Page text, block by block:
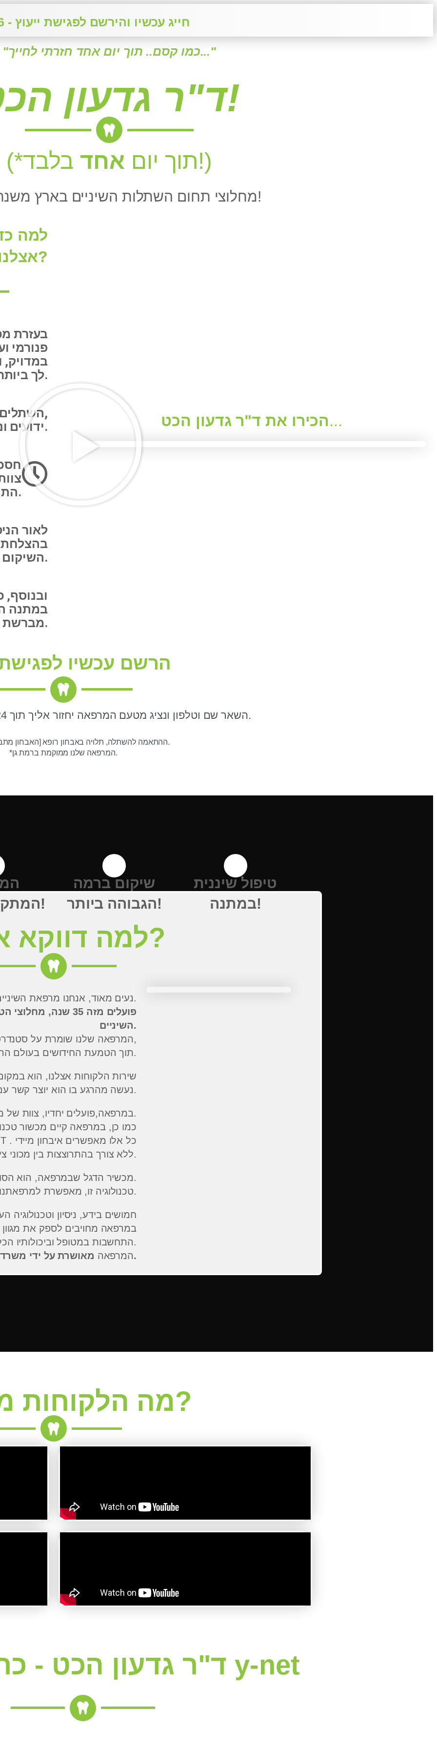
חייג עכשיו והירשם לפגישת ייעוץ - 0515718006
"כמו קסם.. תוך יום אחד חזרתי לחייך..."
ד"ר גדעון הכט!
(*תוך יום אחד בלבד!)
מחלוצי תחום השתלות השיניים בארץ!
למה
אצלנו השתלות שיניים ושיקום פה?
בעזרת
לך ביותר.
השתלים שלנו,
ידועים ונחשבים בין האיכותיים ביותר בעולם.
התהליך.
לאור
השיקום.
ובנוסף,
במתנה
מברשת שיניים איכותית.
הכירו את ד"ר גדעון הכט...
הרשם עכשיו לפגישת
השאר שם וטלפון ונציג מטעם המרפאה יחזור אליך תוך 24 שעות לקביעת פגישת ייעוץ.
*ההתאמה להשתלה, תלויה באבחון רופא [האבחון מתבצע בפגישה].
*המרפאה שלנו ממוקמת ברמת גן.
המתקדם ביותר!
שיקום ברמה
הגבוהה ביותר!
טיפול שיננית
במתנה!
למה דווקא אנחנו?
נעים מאוד, אנחנו מרפאת השיניים של ד”ר גדעון הכט.
פועלים מזה 35 שנה,
השיניים.
המרפאה שלנו שומרת על סטנדרט טיפולים ברמה הגבוהה ביותר,
תוך הטמעת החידושים בעולם הרפואה ויישום שיטות חדשניות ומובילות.
שירות הלקוחות אצלנו, הוא
נעשה מהרגע בו הוא יוצר קשר עם המרפאה ועד לסיום הטיפול.
במרפאה,פועלים יחדיו, צוות של מומחים בתחומים שונים ברפואת שיניים.
כמו כן, במרפאה קיים מכשור
מכשיר הדמיה פנורמי, וסי-טי C-T . כל אלו מאפשרים איבחון מיידי
ללא צורך בהתרוצצות בין מכוני צילום.
מכשיר הדגל שבמרפאה, הוא הסורק הדיגיטלי והכרסומת.
טכנולוגיה זו, מאפשרת למרפאתנו, לקצר משמעותית, את תהליך השיקום.
חמושים בידע, ניסיון וטכנולוגיה
במרפאה מחויבים לספק את מגוון
התחשבות במטופל וביכולותיו הכלכליות.
המרפאהמאושרת על ידי משרד הבריאות.
מה הלקוחות מספרים?
ד"ר גדעון הכט - כתבות מאתר y-net